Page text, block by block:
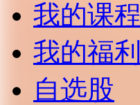
我的课程
我的福利
自选股